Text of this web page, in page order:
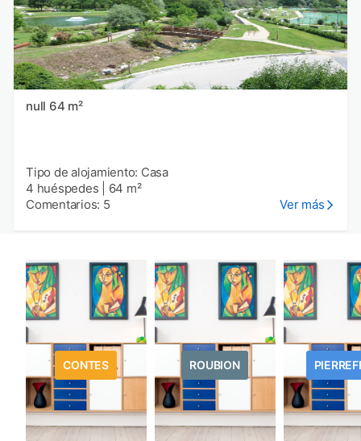
null 64 m²
Tipo de alojamiento: Casa
4 huéspedes
64 m²
Comentarios: 5
Ver más
CONTES ROUBION